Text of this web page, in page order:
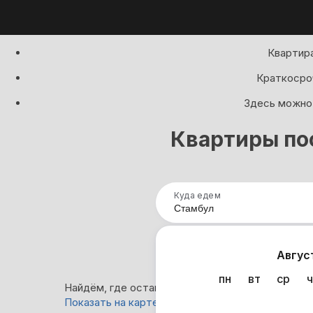
Здесь можно
Квартиры
Куда едем
пн
вт ср
Найдём, где остановиться в Стамбуле: 83
Показать на карте